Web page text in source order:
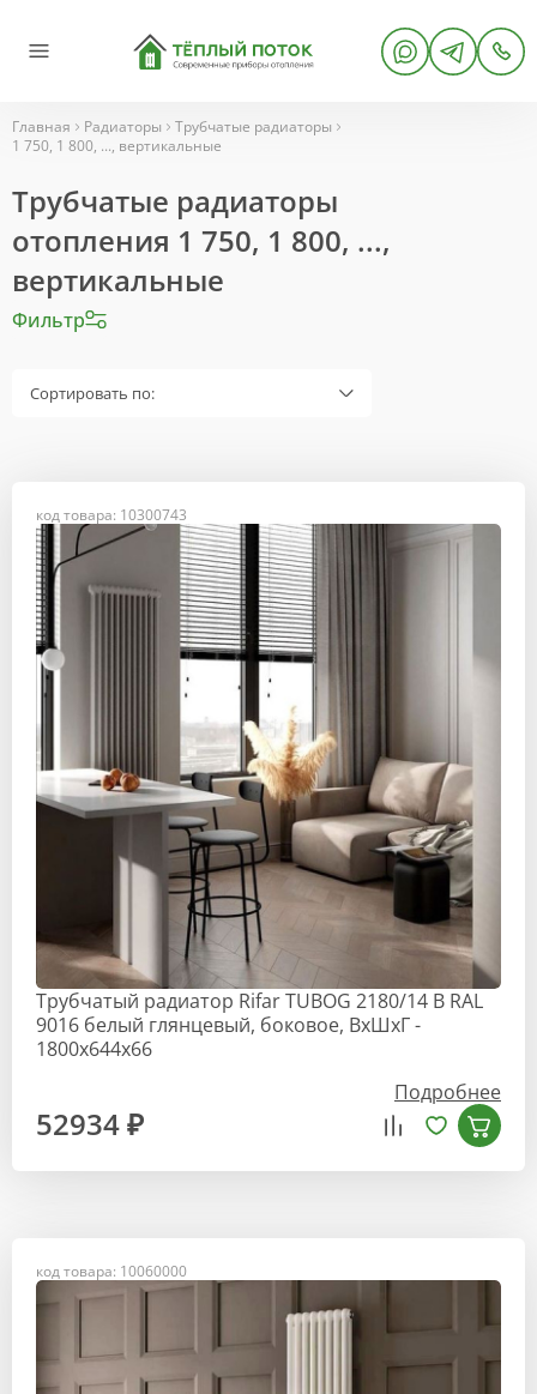
Главная Радиаторы
Трубчатые радиаторы
1 750, 1 800, ..., вертикальные
Трубчатые радиаторы
отопления 1 750, 1 800, ...,
вертикальные
Фильтр
Сортировать по:
код товара: 10300743
Трубчатый радиатор Rifar TUBOG 2180/14 B RAL
9016 белый глянцевый, боковое, ВхШхГ -
1800х644х66
Подробнее
52934 ₽
код товара: 10060000